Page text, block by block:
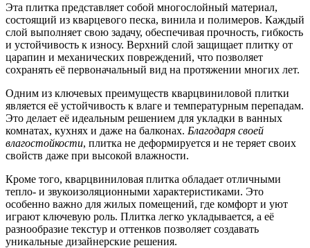
Эта плитка представляет собой многослойный материал,
состоящий из кварцевого песка, винила и полимеров. Каждый
слой выполняет свою задачу, обеспечивая прочность, гибкость
и устойчивость к износу. Верхний слой защищает плитку от
царапин и механических повреждений, что позволяет
сохранять её первоначальный вид на протяжении многих лет.
Одним из ключевых преимуществ кварцвиниловой плитки
является её устойчивость к влаге и температурным перепадам.
Это делает её идеальным решением для укладки в ванных
комнатах, кухнях и даже на балконах. Благодаря своей
влагостойкости, плитка не деформируется и не теряет своих
свойств даже при высокой влажности.
Кроме того, кварцвиниловая плитка обладает отличными
тепло- и звукоизоляционными характеристиками. Это
особенно важно для жилых помещений, где комфорт и уют
играют ключевую роль. Плитка легко укладывается, а её
разнообразие текстур и оттенков позволяет создавать
уникальные дизайнерские решения.